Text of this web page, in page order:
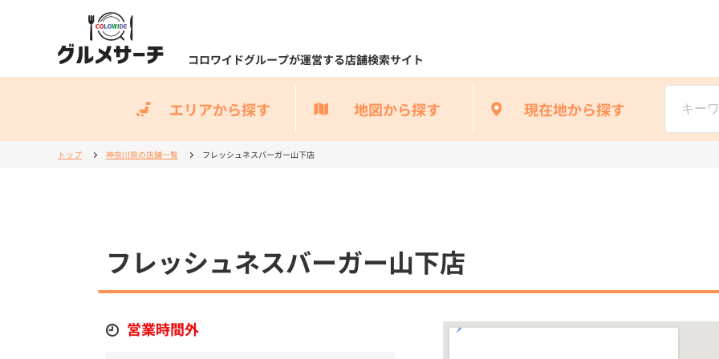
コロワイドグループが運営する店舗検索サイト
エリアから探す 地図から探す 現在地から探す
トップ 神奈川県の店舗一覧 フレッシュネスバーガー山下店
フレッシュネスバーガー山下店
営業時間外